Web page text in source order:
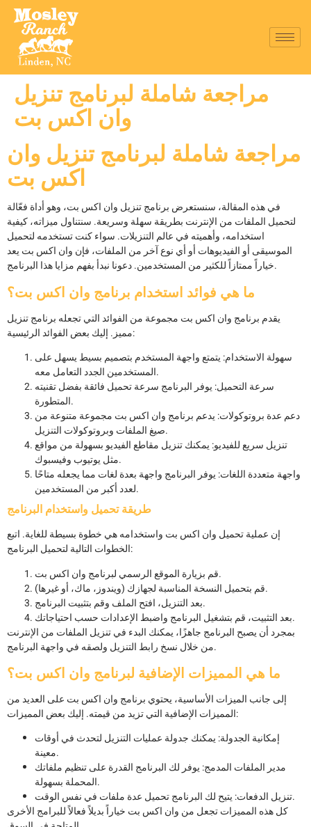
مراجعة شاملة لبرنامج تنزيل
وان اكس بت
مراجعة شاملة لبرنامج تنزيل وان
اكس بت
في هذه المقالة، سنستعرض برنامج تنزيل وان اكس بت، وهو أداة فعّالة
لتحميل الملفات من الإنترنت بطريقة سهلة وسريعة. سنتناول ميزاته، كيفية
استخدامه، وأهميته في عالم التنزيلات. سواء كنت تستخدمه لتحميل
الموسيقى أو الفيديوهات أو أي نوع آخر من الملفات، فإن وان اكس بت يعد
خياراً ممتازاً للكثير من المستخدمين. دعونا نبدأ بفهم مزايا هذا البرنامج.
ما هي فوائد استخدام برنامج وان اكس بت؟
يقدم برنامج وان اكس بت مجموعة من الفوائد التي تجعله برنامج تنزيل
مميز. إليك بعض الفوائد الرئيسية:
سهولة الاستخدام: يتمتع واجهة المستخدم بتصميم بسيط يسهل على
المستخدمين الجدد التعامل معه.
سرعة التحميل: يوفر البرنامج سرعة تحميل فائقة بفضل تقنيته
المتطورة.
دعم عدة بروتوكولات: يدعم برنامج وان اكس بت مجموعة متنوعة من
صيغ الملفات وبروتوكولات التنزيل.
تنزيل سريع للفيديو: يمكنك تنزيل مقاطع الفيديو بسهولة من مواقع
مثل يوتيوب وفيسبوك.
واجهة متعددة اللغات: يوفر البرنامج واجهة بعدة لغات مما يجعله متاحًا
لعدد أكبر من المستخدمين.
طريقة تحميل واستخدام البرنامج
إن عملية تحميل وان اكس بت واستخدامه هي خطوة بسيطة للغاية. اتبع
الخطوات التالية لتحميل البرنامج:
قم بزيارة الموقع الرسمي لبرنامج وان اكس بت.
قم بتحميل النسخة المناسبة لجهازك (ويندوز، ماك، أو غيرها).
بعد التنزيل، افتح الملف وقم بتثبيت البرنامج.
بعد التثبيت، قم بتشغيل البرنامج واضبط الإعدادات حسب احتياجاتك.
بمجرد أن يصبح البرنامج جاهزًا، يمكنك البدء في تنزيل الملفات من الإنترنت
من خلال نسخ رابط التنزيل ولصقه في واجهة البرنامج.
ما هي المميزات الإضافية لبرنامج وان اكس بت؟
إلى جانب الميزات الأساسية، يحتوي برنامج وان اكس بت على العديد من
المميزات الإضافية التي تزيد من قيمته. إليك بعض المميزات:
إمكانية الجدولة: يمكنك جدولة عمليات التنزيل لتحدث في أوقات
معينة.
مدير الملفات المدمج: يوفر لك البرنامج القدرة على تنظيم ملفاتك
المحملة بسهولة.
تنزيل الدفعات: يتيح لك البرنامج تحميل عدة ملفات في نفس الوقت.
كل هذه المميزات تجعل من وان اكس بت خياراً بديلاً فعالاً للبرامج الأخرى